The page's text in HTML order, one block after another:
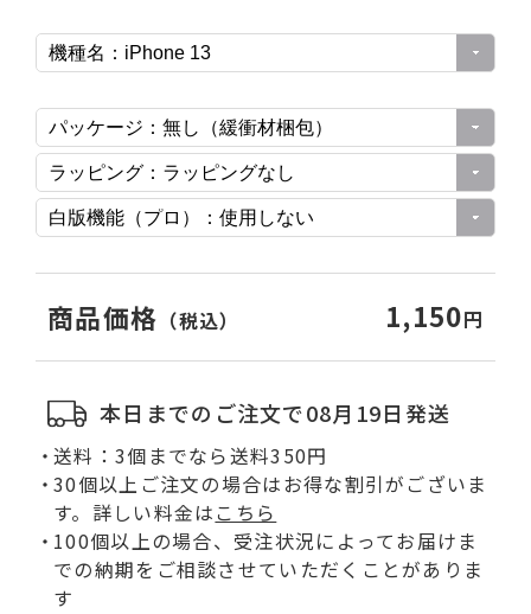
商品価格 （税込） 1,150円
本日までのご注文で08月19日発送
送料：3個までなら送料350円
30個以上ご注文の場合はお得な割引がございま
す。詳しい料金は こちら
100個以上の場合、受注状況によってお届けま
での納期をご相談させていただくことがありま
す